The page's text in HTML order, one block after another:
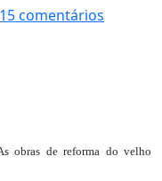
15 comentários
obras de reforma do velho